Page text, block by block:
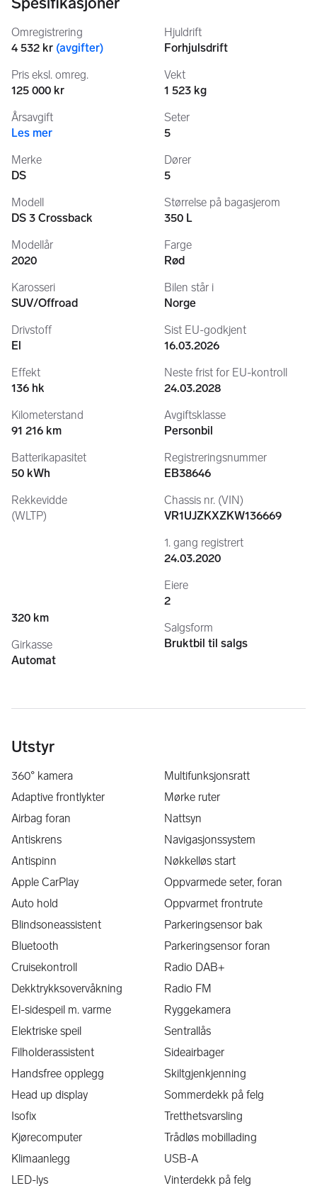
* Touchskjerm infotainment
* Oppvarmede seter
* Nøkkelfri start
* Cruise control
* Klimaanlegg (AC)
* Trådløs lading for mobil
*fult sett vinterdekk
*fult sett sommerdekk
⸻
🧼 Tilstand
* Normal bruksslitasje utvendig
* Noen kosmetiske merker/riper (se bilder), hovedsakelig
🔧 Nylig vedlikehold:
* Byttet bremseklosser bak
* Byttet bremseskiver bak
🛠️ Merk:
* Stabilisatorstag foran (Meyle) bør byttes
* Bærekule (Febi) bør byttes
⸻
🔌 Rekkevidde
* Ca. 300 km (WLTP) avhengig av kjørestil og forhold
* Leveres klar til bruk
* EU-godkjent
💰 Pris: [125 000] kan diskuteres
Ta kontakt ved interesse eller spørsmål 👍
Omregistrering
4 532 kr (avgifter)
Pris eksl. omreg.
125 000 kr
Årsavgift
Les mer
Merke
DS
Modell
DS 3 Crossback
Modellår
2020
Karosseri
SUV/Offroad
Drivstoff
El
Effekt
136 hk
Kilometerstand
91 216 km
Batterikapasitet
50 kWh
Rekkevidde
(WLTP)
320 km
Girkasse
Automat
Hjuldrift
Forhjulsdrift
Vekt
1 523 kg
Seter
5
Dører
5
Størrelse på bagasjerom
350 L
Farge
Rød
Bilen står i
Norge
Sist EU-godkjent
16.03.2026
Neste frist for EU-kontroll
24.03.2028
Avgiftsklasse
Personbil
Registreringsnummer
EB38646
Chassis nr. (VIN)
VR1UJZKXZKW136669
1. gang registrert
24.03.2020
Eiere
2
Salgsform
Bruktbil til salgs
Utstyr
360° kamera
Adaptive frontlykter
Airbag foran
Antiskrens
Antispinn
Apple CarPlay
Auto hold
Blindsoneassistent
Bluetooth
Cruisekontroll
Dekktrykksovervåkning
El-sidespeil m. varme
Elektriske speil
Filholderassistent
Handsfree opplegg
Head up display
Isofix
Kjørecomputer
Klimaanlegg
LED-lys
Multifunksjonsratt
Mørke ruter
Nattsyn
Navigasjonssystem
Nøkkelløs start
Oppvarmede seter, foran
Oppvarmet frontrute
Parkeringsensor bak
Parkeringsensor foran
Radio DAB+
Radio FM
Ryggekamera
Sentrallås
Sideairbager
Skiltgjenkjenning
Sommerdekk på felg
Tretthetsvarsling
Trådløs mobillading
USB-A
Vinterdekk på felg